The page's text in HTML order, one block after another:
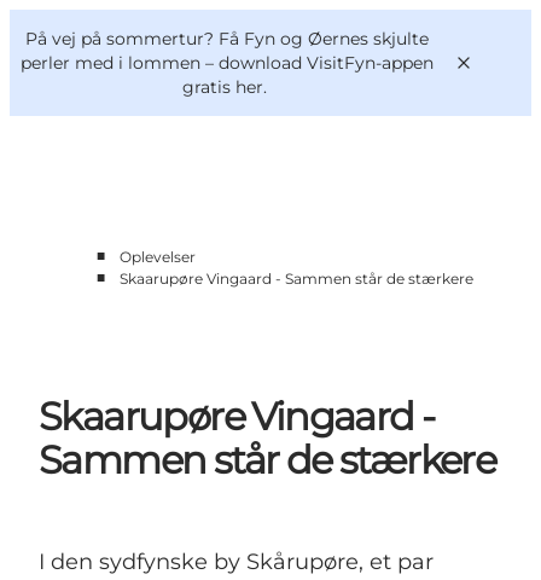
På vej på sommertur? Få Fyn og Øernes skjulte
perler med i lommen – download VisitFyn-appen
gratis her.
Oplevelser
Book lokale oplevelser
VisitFyn
Deutsch
■
Oplevelser
■
Skaarupøre Vingaard - Sammen står de stærkere
Skaarupøre Vingaard -
Sammen står de stærkere
I den sydfynske by Skårupøre, et par